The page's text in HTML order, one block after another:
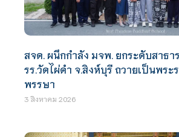
สจด. ผนึกกำลัง มจพ. ยกระดับสาธ
รร.วัดไผ่ดำ จ.สิงห์บุรี ถวายเป็นพระ
พรรษา
3 สิงหาคม 2026